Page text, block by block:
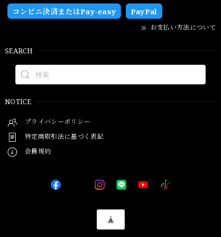
コンビニ決済またはPay-easy PayPal
お支払い方法について
SEARCH
NOTICE
プライバシーポリシー
特定商取引法に基づく表記
会員規約